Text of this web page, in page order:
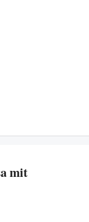
mit